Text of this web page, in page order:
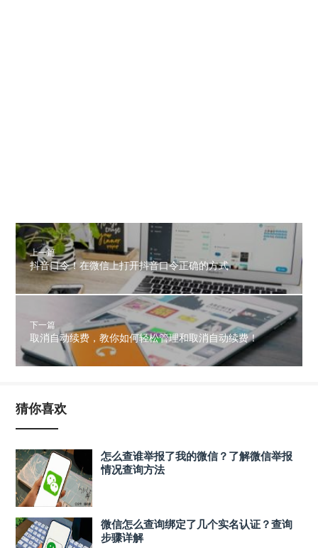
上一篇
抖音口令！在微信上打开抖音口令正确的方式
下一篇
取消自动续费，教你如何轻松管理和取消自动续费！
猜你喜欢
怎么查谁举报了我的微信？了解微信举报
情况查询方法
微信怎么查询绑定了几个实名认证？查询
步骤详解